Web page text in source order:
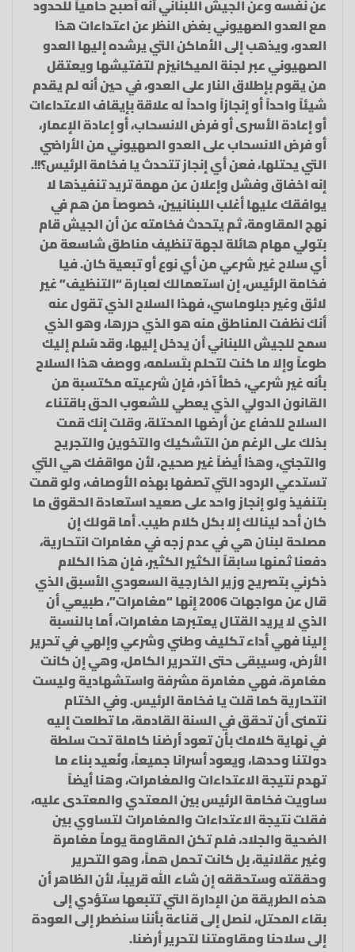
عن نفسه وعن الجيش اللبناني أنه أصبح حامياً للحدود
مع العدو الصهيوني بغض النظر عن اعتداءات هذا
العدو، ويذهب إلى الأماكن التي يرشده إليها العدو
الصهيوني عبر لجنة الميكانيزم لتفتيشها ويعتقل
من يقوم بإطلاق النار على العدو، في حين أنه لم يقدم
شيئاً واحداً أو إنجازاً واحداً له علاقة بإيقاف الاعتداءات
أو إعادة الأسرى أو فرض الانسحاب، أو إعادة الإعمار،
أو فرض الانسحاب على العدو الصهيوني من الأراضي
التي يحتلها، فعن أي إنجاز تتحدث يا فخامة الرئيس؟!!.
إنه اخفاق وفشل وإعلان عن مهمة تريد تنفيذها لا
يوافقك عليها أغلب اللبنانيين، خصوصاً من هم في
نهج المقاومة، ثم يتحدث فخامته عن أن الجيش قام
بتولي مهام هائلة لجهة تنظيف مناطق شاسعة من
أي سلاح غير شرعي من أي نوع أو تبعية كان. فيا
فخامة الرئيس، إن استعمالك لعبارة “التنظيف” غير
لائق وغير دبلوماسي، فهذا السلاح الذي تقول عنه
أنك نظفت المناطق منه هو الذي حررها، وهو الذي
سمح للجيش اللبناني أن يدخل إليها، وقد سُلم إليك
طوعاً وإلا ما كنت لتحلم بتَسلمه، ووصف هذا السلاح
بأنه غير شرعي، خطأ آخر، فإن شرعيته مكتسبة من
القانون الدولي الذي يعطي للشعوب الحق باقتناء
السلاح للدفاع عن أرضها المحتلة، وقلت إنك قمت
بذلك على الرغم من التشكيك والتخوين والتجريح
والتجني، وهذا أيضاً غير صحيح، لأن مواقفك هي التي
تستدعي الردود التي تصفها بهذه الأوصاف، ولو قمت
بتنفيذ ولو إنجاز واحد على صعيد استعادة الحقوق ما
كان أحد لينالك إلا بكل كلام طيب. أما قولك إن
مصلحة لبنان هي في عدم زجه في مغامرات انتحارية،
دفعنا ثمنها سابقاً الكثير الكثير، فإن هذا الكلام
ذكرني بتصريح وزير الخارجية السعودي الأسبق الذي
قال عن مواجهات 2006 إنها “مغامرات”، طبيعي أن
الذي لا يريد القتال يعتبرها مغامرات، أما بالنسبة
إلينا فهي أداء تكليف وطني وشرعي وإلهي في تحرير
الأرض، وسيبقى حتى التحرير الكامل، وهي إن كانت
مغامرة، فهي مغامرة مشرفة واستشهادية وليست
انتحارية كما قلت يا فخامة الرئيس. وفي الختام
نتمنى أن تحقق في السنة القادمة، ما تطلعت إليه
في نهاية كلامك بأن تعود أرضنا كاملة تحت سلطة
دولتنا وحدها، ويعود أسرانا جميعاً، ونُعيد بناء ما
تهدم نتيجة الاعتداءات والمغامرات، وهنا أيضاً
ساويت فخامة الرئيس بين المعتدي والمعتدى عليه،
فقلت نتيجة الاعتداءات والمغامرات لتساوي بين
الضحية والجلاد، فلم تكن المقاومة يوماً مغامرة
وغير عقلانية، بل كانت تحمل هماً، وهو التحرير
وحققته وستحققه إن شاء الله قريباً، لأن الظاهر أن
هذه الطريقة من الإدارة التي تتبعها ستؤدي إلى
بقاء المحتل، لنصل إلى قناعة بأننا سنضطر إلى العودة
إلى سلاحنا ومقاومتنا لتحرير أرضنا.